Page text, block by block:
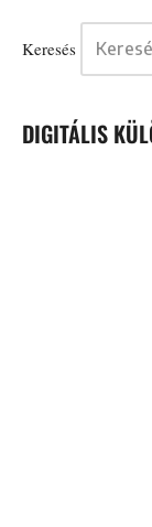
Keresés
DIGITÁLIS